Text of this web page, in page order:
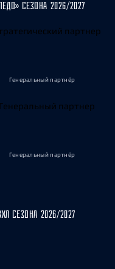
СЕЗОНА 2026/2027
Генеральный партнёр
Генеральный партнёр
СЕЗОНА 2026/2027